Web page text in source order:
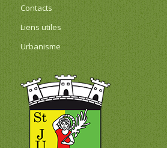
Contacts
Liens utiles
Urbanisme